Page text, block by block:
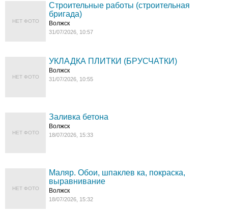
НЕТ ФОТО
Строительные работы (строительная
бригада)
Волжск
31/07/2026, 10:57
НЕТ ФОТО
УКЛАДКА ПЛИТКИ (БРУСЧАТКИ)
Волжск
31/07/2026, 10:55
НЕТ ФОТО
Заливка бетона
Волжск
18/07/2026, 15:33
НЕТ ФОТО
Маляр. Обои, шпаклев ка, покраска,
выравнивание
Волжск
18/07/2026, 15:32